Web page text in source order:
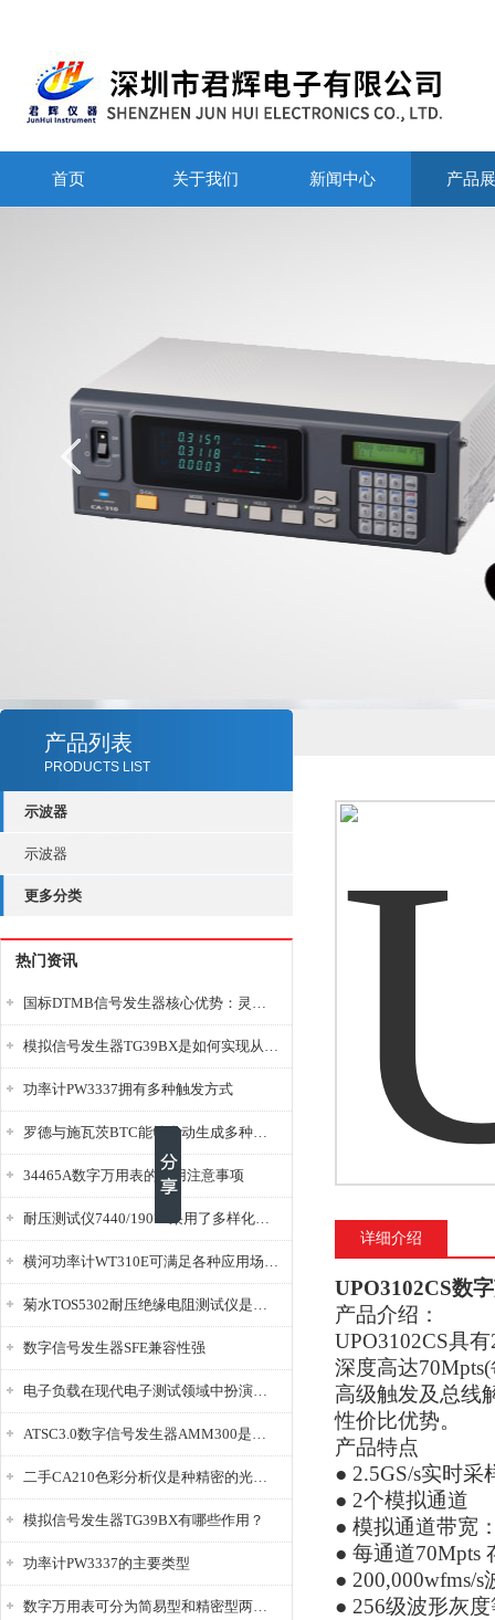
首页 关于我们 新闻中心 产品
产品列表
PRODUCTS LIST
示波器
示波器
更多分类
热门资讯
国标DTMB信号发生器核心优势：灵活性与准确性的结合
模拟信号发生器TG39BX是如何实现从直流到交流的波形转换?
功率计PW3337拥有多种触发方式
罗德与施瓦茨BTC能够自动生成多种音视频信号
34465A数字万用表的使用注意事项
耐压测试仪7440/19073采用了多样化的功能设计
横河功率计WT310E可满足各种应用场景的需求
菊水TOS5302耐压绝缘电阻测试仪是种重要的电气安全检测设备
数字信号发生器SFE兼容性强
电子负载在现代电子测试领域中扮演着重要的角色
ATSC3.0数字信号发生器AMM300是能够产生各种数字信号的电子设备
二手CA210色彩分析仪是种精密的光学测量仪器
模拟信号发生器TG39BX有哪些作用？
功率计PW3337的主要类型
数字万用表可分为简易型和精密型两大类
详细介绍
UPO3102CS数
产品介绍：
UPO3102CS具
深度高达
高级触发及总线
性价比优势。
产品特点
● 2.5GS/s实时采
● 2个模拟通道
● 模拟通道带宽
● 每通道70Mpts
● 200,000wfms/s
● 256级波形灰